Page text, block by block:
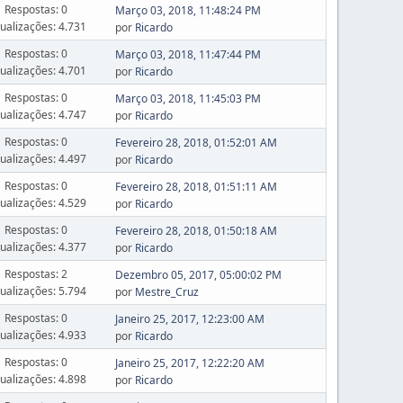
Respostas: 0
4.731
Março 03, 2018, 11:48:24 PM
por Ricardo
Respostas: 0
4.701
Março 03, 2018, 11:47:44 PM
por Ricardo
Respostas: 0
4.747
Março 03, 2018, 11:45:03 PM
por Ricardo
Respostas: 0
4.497
Fevereiro 28, 2018, 01:52:01 AM
por Ricardo
Respostas: 0
4.529
Fevereiro 28, 2018, 01:51:11 AM
por Ricardo
Respostas: 0
4.377
Fevereiro 28, 2018, 01:50:18 AM
por Ricardo
Respostas: 2
5.794
Dezembro 05, 2017, 05:00:02 PM
por Mestre_Cruz
Respostas: 0
4.933
Janeiro 25, 2017, 12:23:00 AM
por Ricardo
Respostas: 0
4.898
Janeiro 25, 2017, 12:22:20 AM
por Ricardo